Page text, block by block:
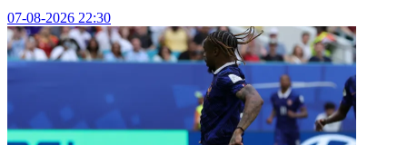
07-08-2026 22:30